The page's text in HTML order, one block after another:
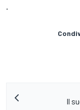
.
Il